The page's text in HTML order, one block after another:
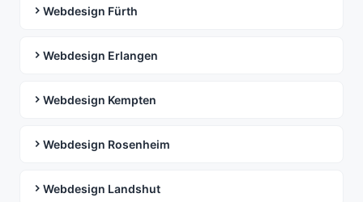
Webdesign Fürth
Webdesign Erlangen
Webdesign Kempten
Webdesign Rosenheim
Webdesign Landshut